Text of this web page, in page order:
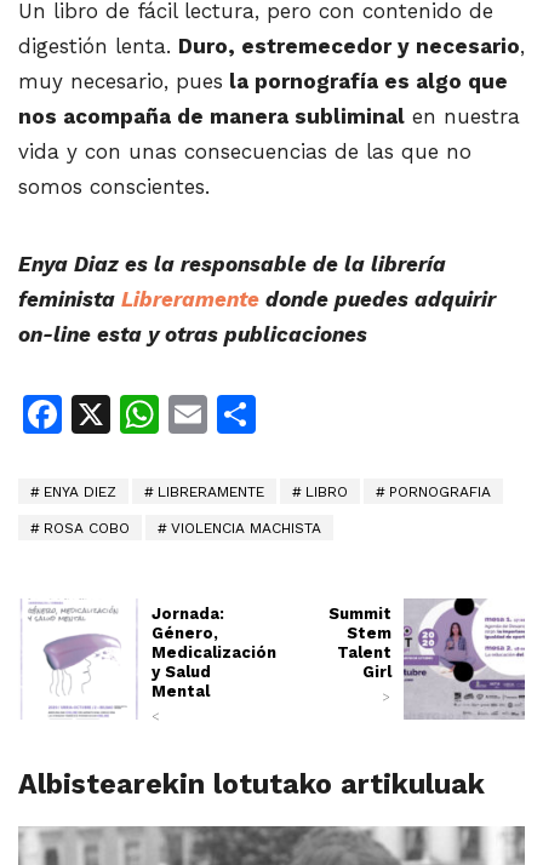
Un libro de fácil lectura, pero con contenido de
digestión lenta. Duro, estremecedor y necesario,
muy necesario, pues la pornografía es algo que
nos acompaña de manera subliminal en nuestra
vida y con unas consecuencias de las que no
somos conscientes.
Enya Diaz es la responsable de la librería
feminista Libreramente donde puedes adquirir
on-line esta y otras publicaciones
Facebook
X WhatsApp
Email
ENYA DIEZ LIBRERAMENTE LIBRO PORNOGRAFIA
ROSA COBO VIOLENCIA MACHISTA
Jornada:
Género,
Medicalización
y Salud
Mental
<
Summit
Stem
Talent
Girl
>
Albistearekin lotutako artikuluak